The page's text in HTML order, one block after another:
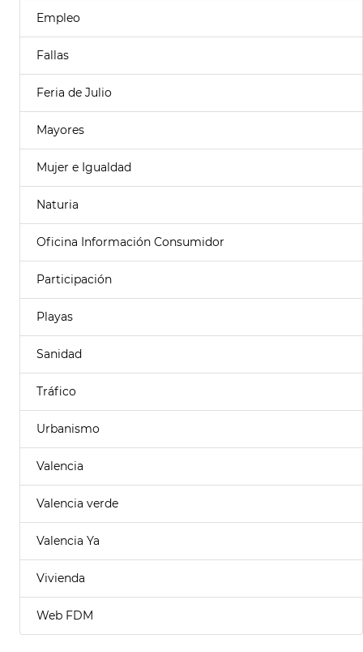
Empleo
Fallas
Feria de Julio
Mayores
Mujer e Igualdad
Naturia
Oficina Información Consumidor
Participación
Playas
Sanidad
Tráfico
Urbanismo
Valencia
Valencia verde
Valencia Ya
Vivienda
Web FDM